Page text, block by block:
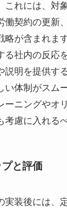
これには、対
働契約の更新
略が含まれま
る社内の反応
説明を提供す
い体制がスム
ーニングやオ
考慮に入れる
と評価
実装後には、